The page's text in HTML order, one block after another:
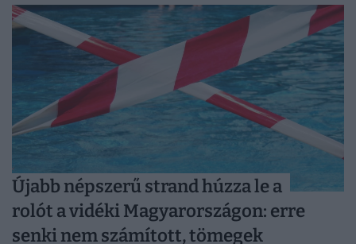
Újabb népszerű strand húzza le a
rolót a vidéki Magyarországon: erre
senki nem számított, tömegek